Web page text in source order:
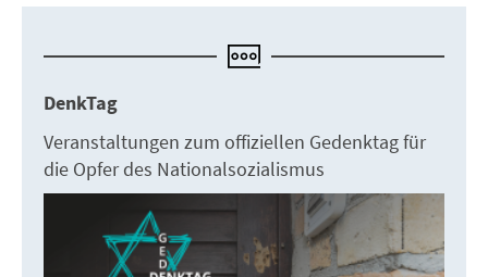
DenkTag
Veranstaltungen zum offiziellen Gedenktag für
die Opfer des Nationalsozialismus